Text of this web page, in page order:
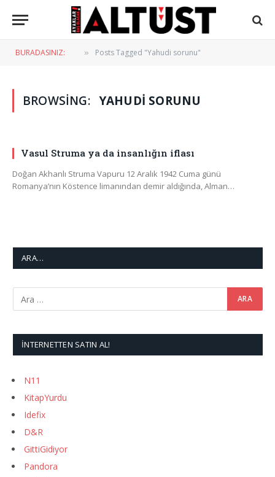
BURADASINIZ: » Posts Tagged "Yahudi sorunu"
BROWSING: YAHUDI SORUNU
Vasul Struma ya da insanlığın iflası
Doğan Akhanlı Struma Vapuru 12 Aralık 1942 Cuma günü
Romanya’nın Köstence limanından demir aldığında, Alman…
ARA…
İNTERNETTEN SATIN AL!
N11
KitapYurdu
Idefix
D&R
GittiGidiyor
Pandora